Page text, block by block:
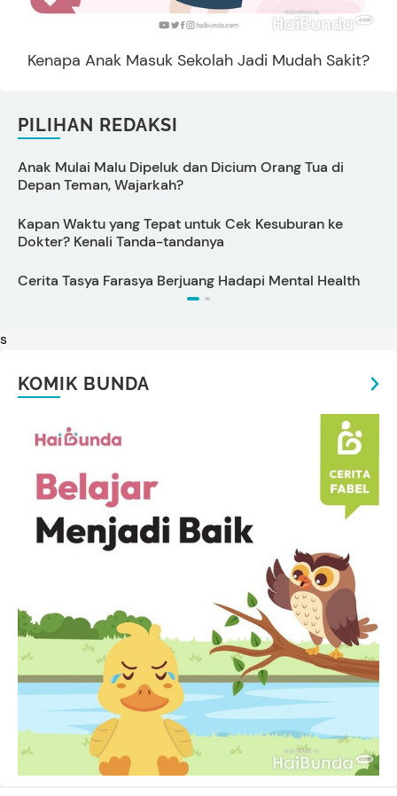
Kenapa Anak Masuk Sekolah Jadi Mudah Sakit?
PILIHAN REDAKSI
Anak Mulai Malu Dipeluk dan Dicium Orang Tua di
Depan Teman, Wajarkah?
Kapan Waktu yang Tepat untuk Cek Kesuburan ke
Dokter? Kenali Tanda-tandanya
Cerita Tasya Farasya Berjuang Hadapi Mental Health
s
KOMIK BUNDA